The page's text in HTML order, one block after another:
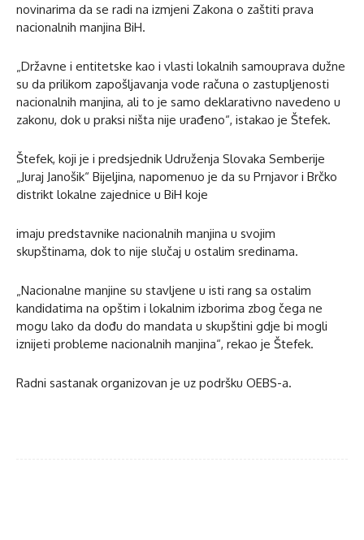
novinarima da se radi na izmjeni Zakona o zaštiti prava
nacionalnih manjina BiH.
„Državne i entitetske kao i vlasti lokalnih samouprava dužne
su da prilikom zapošljavanja vode računa o zastupljenosti
nacionalnih manjina, ali to je samo deklarativno navedeno u
zakonu, dok u praksi ništa nije urađeno“, istakao je Štefek.
Štefek, koji je i predsjednik Udruženja Slovaka Semberije
„Juraj Janošik“ Bijeljina, napomenuo je da su Prnjavor i Brčko
distrikt lokalne zajednice u BiH koje
imaju predstavnike nacionalnih manjina u svojim
skupštinama, dok to nije slučaj u ostalim sredinama.
„Nacionalne manjine su stavljene u isti rang sa ostalim
kandidatima na opštim i lokalnim izborima zbog čega ne
mogu lako da dođu do mandata u skupštini gdje bi mogli
iznijeti probleme nacionalnih manjina“, rekao je Štefek.
Radni sastanak organizovan je uz podršku OEBS-a.